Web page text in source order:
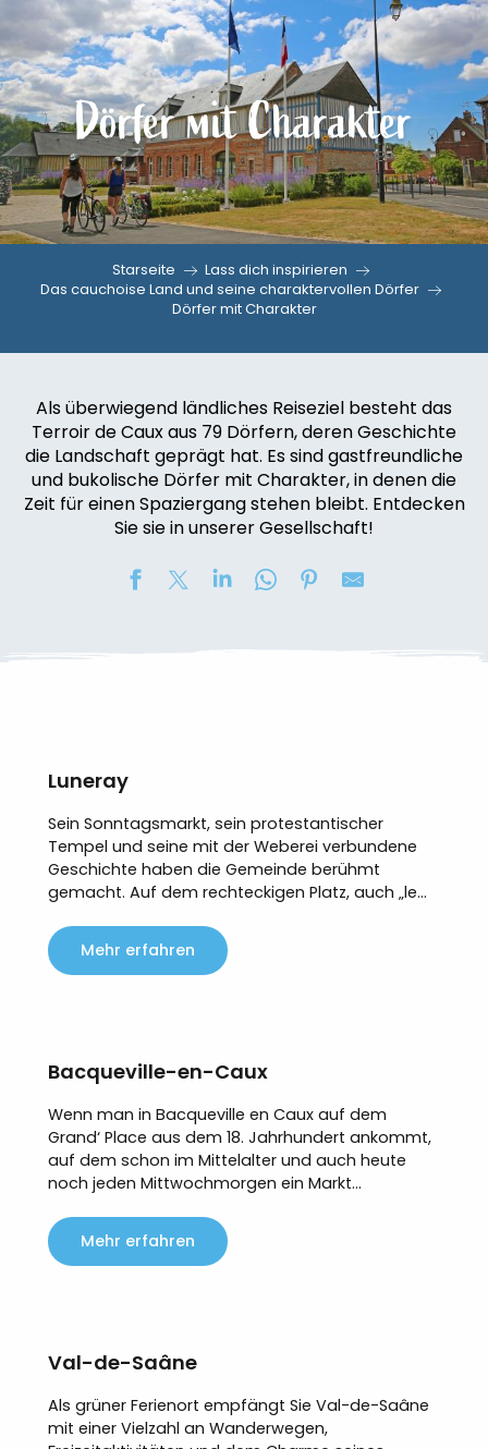
Aller
au
contenu
principalDörfer mit Charakter
Starseite
Lass dich inspirieren
Das cauchoise Land und seine charaktervollen Dörfer
Dörfer mit Charakter
Als überwiegend ländliches Reiseziel besteht das
Terroir de Caux aus 79 Dörfern, deren Geschichte
die Landschaft geprägt hat. Es sind gastfreundliche
und bukolische Dörfer mit Charakter, in denen die
Zeit für einen Spaziergang stehen bleibt. Entdecken
Sie sie in unserer Gesellschaft!
Luneray
Sein Sonntagsmarkt, sein protestantischer
Tempel und seine mit der Weberei verbundene
Geschichte haben die Gemeinde berühmt
gemacht. Auf dem rechteckigen Platz, auch „le...
Mehr erfahren
Bacqueville-en-Caux
Wenn man in Bacqueville en Caux auf dem
Grand‘ Place aus dem 18. Jahrhundert ankommt,
auf dem schon im Mittelalter und auch heute
noch jeden Mittwochmorgen ein Markt...
Mehr erfahren
Val-de-Saâne
Als grüner Ferienort empfängt Sie Val-de-Saâne
mit einer Vielzahl an Wanderwegen,